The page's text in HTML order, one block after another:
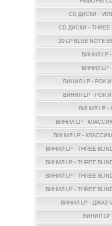
CD ДИСКИ -
CD ДИСКИ - THREE
20 LP BLUE NOTE
ВИНИЛ LP
ВИНИЛ LP
ВИНИЛ LP - РОК
ВИНИЛ LP - РОК
ВИНИЛ LP -
ВИНИЛ LP -
ВИНИЛ LP -
ВИНИЛ LP - THREE
ВИНИЛ LP - THREE
ВИНИЛ LP - THREE
ВИНИЛ LP - THREE
ВИНИЛ LP - ДЖАЗ
ВИНИЛ LP